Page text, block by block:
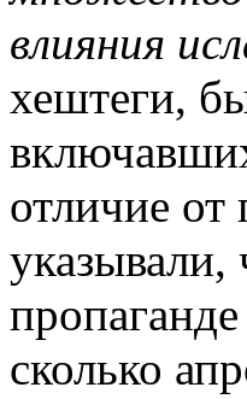
влияния
хештеги,
отличие от
сколько